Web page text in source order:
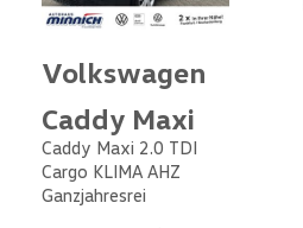
Volkswagen
Caddy Maxi
Caddy Maxi 2.0 TDI
Cargo KLIMA AHZ
Ganzjahresrei